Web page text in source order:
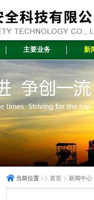
主要业务 新
当前位置： 首页 新闻中心